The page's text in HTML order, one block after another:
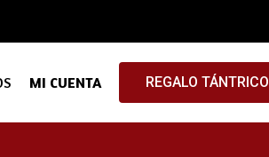
MI CUENTA REGALO TÁNTRICO